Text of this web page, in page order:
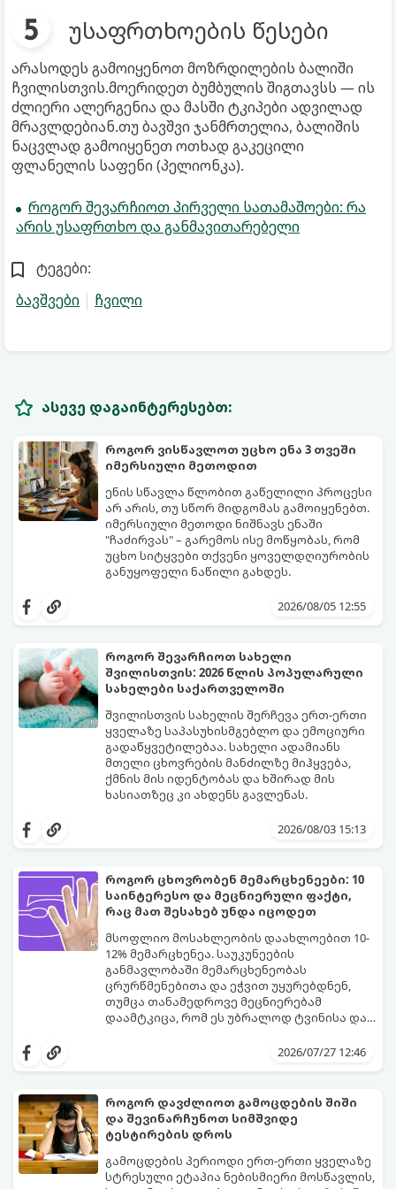
უსაფრთხოების წესები
არასოდეს გამოიყენოთ მოზრდილების ბალიში
ჩვილისთვის.მოერიდეთ ბუმბულის შიგთავსს — ის
ძლიერი ალერგენია და მასში ტკიპები ადვილად
მრავლდებიან.თუ ბავშვი ჯანმრთელია, ბალიშის
ნაცვლად გამოიყენეთ ოთხად გაკეცილი
ფლანელის საფენი (პელიონკა).
როგორ შევარჩიოთ პირველი სათამაშოები: რა
არის უსაფრთხო და განმავითარებელი
ტეგები:
ბავშვები
ჩვილი
ასევე დაგაინტერესებთ:
როგორ ვისწავლოთ უცხო ენა 3 თვეში
იმერსიული მეთოდით
ენის სწავლა წლობით გაწელილი პროცესი
არ არის, თუ სწორ მიდგომას გამოიყენებთ.
იმერსიული მეთოდი ნიშნავს ენაში
"ჩაძირვას" – გარემოს ისე მოწყობას, რომ
უცხო სიტყვები თქვენი ყოველდღიურობის
განუყოფელი ნაწილი გახდეს.
3 თვეში მნიშვნელოვან პროგრესს
2026/08/05 12:55
როგორ შევარჩიოთ სახელი
შვილისთვის: 2026 წლის პოპულარული
სახელები საქართველოში
შვილისთვის სახელის შერჩევა ერთ-ერთი
ყველაზე საპასუხისმგებლო და ემოციური
გადაწყვეტილებაა. სახელი ადამიანს
მთელი ცხოვრების მანძილზე მიჰყვება,
ქმნის მის იდენტობას და ხშირად მის
ხასიათზეც კი ახდენს გავლენას.
საგრძნობლად შეიცვალა: ტრადიციულ და
ჟღერად და თანამედროვე სახელებს.
2026/08/03 15:13
როგორ ცხოვრობენ მემარცხენეები: 10
საინტერესო და მეცნიერული ფაქტი,
რაც მათ შესახებ უნდა იცოდეთ
მსოფლიო მოსახლეობის დაახლოებით 10-
12% მემარცხენეა. საუკუნეების
განმავლობაში მემარცხენეობას
ცრურწმენებითა და ეჭვით უყურებდნენ,
თუმცა თანამედროვე მეცნიერებამ
დაამტკიცა, რომ ეს უბრალოდ ტვინისა და
ფაქტს იმის შესახებ, თუ როგორ მუშაობს
მათ ყოველდღიურ ცხოვრებაში.
2026/07/27 12:46
როგორ დავძლიოთ გამოცდების შიში
და შევინარჩუნოთ სიმშვიდე
ტესტირების დროს
გამოცდების პერიოდი ერთ-ერთი ყველაზე
სტრესული ეტაპია ნებისმიერი მოსწავლის,